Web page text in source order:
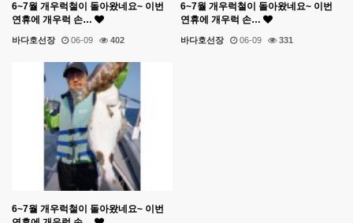
6~7월 개우럭철이 돌아왔네요~ 이번
연휴에 개우럭 손…
바다호선장 06-09 402
6~7월 개우럭철이 돌아왔네요~ 이번
연휴에 개우럭 손…
바다호선장 06-09 331
6~7월 개우럭철이 돌아왔네요~ 이번